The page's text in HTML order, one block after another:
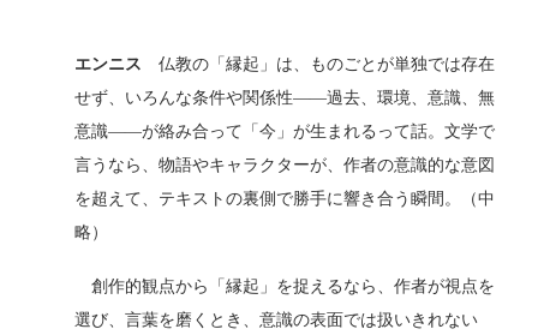
エンニス 仏教の「縁起」は、ものごとが単独では存在
せず、いろんな条件や関係性――過去、環境、意識、無
意識――が絡み合って「今」が生まれるって話。文学で
言うなら、物語やキャラクターが、作者の意識的な意図
を超えて、テキストの裏側で勝手に響き合う瞬間。（中
略）
創作的観点から「縁起」を捉えるなら、作者が視点を
選び、言葉を磨くとき、意識の表面では扱いきれない